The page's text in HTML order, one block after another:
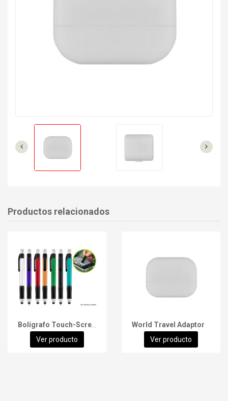
Productos relacionados
Ver producto
World Travel Adaptor
Ver producto